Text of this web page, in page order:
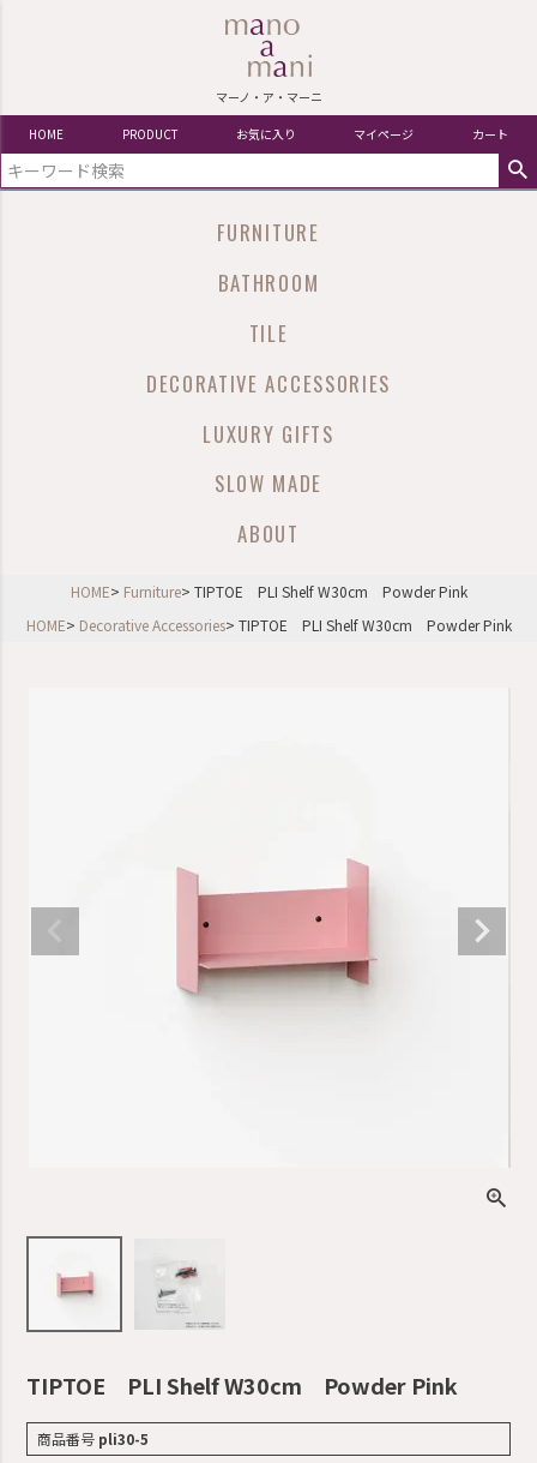
マーノ・ア・マーニ
HOME PRODUCT お気に入り マイページ カート
FURNITURE
BATHROOM
TILE
DECORATIVE ACCESSORIES
LUXURY GIFTS
SLOW MADE
ABOUT
HOME Furniture
TIPTOE PLI Shelf W30cm Powder Pink
HOME
Decorative Accessories TIPTOE PLI Shelf W30cm Powder Pink
TIPTOE PLI Shelf W30cm Powder Pink
商品番号 pli30-5